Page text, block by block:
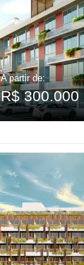
A partir de:
R$ 300.000